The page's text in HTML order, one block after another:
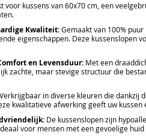
voor kussens van 60x70 cm, een
Kwaliteit:Gemaakt van 100%
eigenschappen. Deze kussenslopen
en Levensduur:Met een
zachte, maar stevige structuur die
in diverse kleuren die dankzij
kwalitatieve afwerking geeft uw kussen
De kussenslopen zijn
voor mensen met een gevoelige